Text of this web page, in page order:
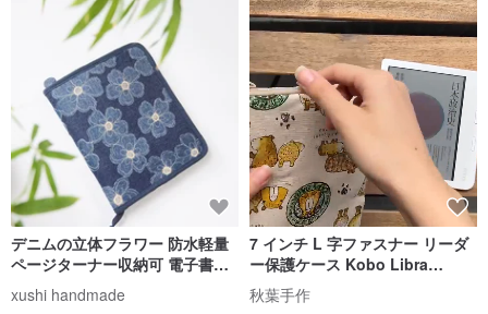
デニムの立体フラワー 防水軽量
ページターナー収納可 電子書籍
リーダー用ポーチ 軽量防水
xushi handmade
7 インチ L 字ファスナー リーダ
ー保護ケース Kobo Libra
Colour / mooInk Nana
秋葉手作